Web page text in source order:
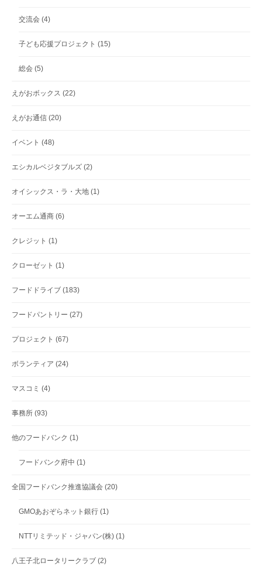
交流会 (4)
子ども応援プロジェクト (15)
総会 (5)
えがおボックス (22)
えがお通信 (20)
イベント (48)
エシカルベジタブルズ (2)
オイシックス・ラ・大地 (1)
オーエム通商 (6)
クレジット (1)
クローゼット (1)
フードドライブ (183)
フードパントリー (27)
プロジェクト (67)
ボランティア (24)
マスコミ (4)
事務所 (93)
他のフードバンク (1)
フードバンク府中 (1)
全国フードバンク推進協議会 (20)
GMOあおぞらネット銀行 (1)
NTTリミテッド・ジャパン(株) (1)
八王子北ロータリークラブ (2)